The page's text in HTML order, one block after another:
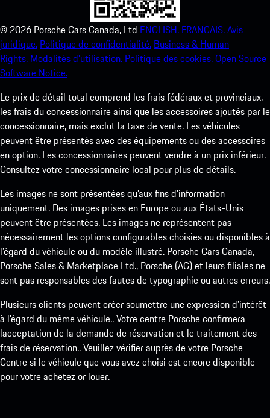
© 2026 Porsche Cars Canada, Ltd ENGLISH. FRANCAIS.Avis
juridique. Politique de confidentialité. Business & Human
Rights. Modalités d’utilisation. Politique des cookies.Open Source
Software Notice.
Le prix de détail total comprend les frais fédéraux et provinciaux,
les frais du concessionnaire ainsi que les accessoires ajoutés par le
concessionnaire, mais exclut la taxe de vente. Les véhicules
peuvent être présentés avec des équipements ou des accessoires
en option. Les concessionnaires peuvent vendre à un prix inférieur.
Consultez votre concessionnaire local pour plus de détails.
Les images ne sont présentées qu’aux fins d’information
uniquement. Des images prises en Europe ou aux États-Unis
peuvent être présentées. Les images ne représentent pas
nécessairement les options configurables choisies ou disponibles à
l’égard du véhicule ou du modèle illustré. Porsche Cars Canada,
Porsche Sales & Marketplace Ltd., Porsche (AG) et leurs filiales ne
sont pas responsables des fautes de typographie ou autres erreurs.
Plusieurs clients peuvent créer soumettre une expression d’intérêt
à l’égard du même véhicule.. Votre centre Porsche confirmera
lacceptation de la demande de réservation et le traitement des
frais de réservation.. Veuillez vérifier auprès de votre Porsche
Centre si le véhicule que vous avez choisi est encore disponible
pour votre achetez or louer.